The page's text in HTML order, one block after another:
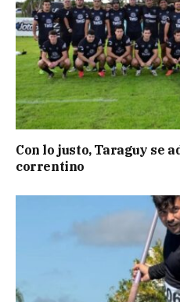
Con lo justo, Taraguy se
correntino